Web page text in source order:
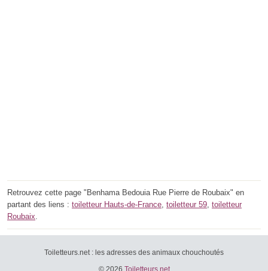
Retrouvez cette page "Benhama Bedouia Rue Pierre de Roubaix" en
partant des liens : toiletteur Hauts-de-France toiletteur 59 toiletteur
Roubaix
Toiletteurs.net : les adresses des animaux chouchoutés
© 2026 Toiletteurs.net